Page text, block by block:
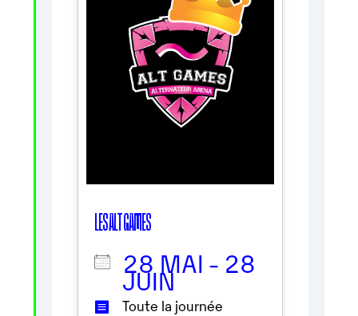
LES ALT GAMES
28 MAI - 28
JUIN
Toute la journée